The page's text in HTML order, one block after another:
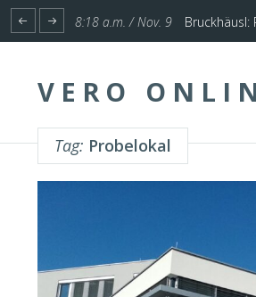
1:17 p.m. / Nov. 4 Start für
VERO
Tag: Probelokal